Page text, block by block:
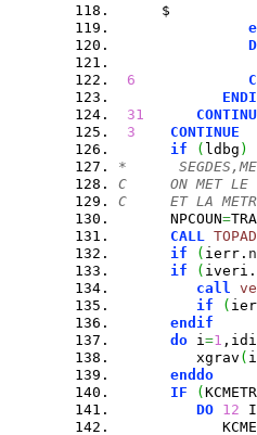
$
6
31
3
CONTINUE
if
( ldbg )
*
C     ON MET LE
C     ET LA
      NPCOUN
=
CALL
if
( ierr.
if
( iveri.
call
if
(
endif
do i =1
         xgrav
( i
enddo
IF
(
DO 12